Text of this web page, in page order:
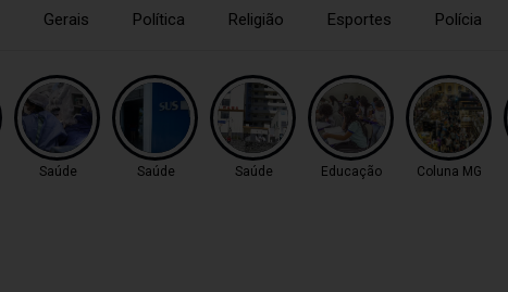
Gerais Política Religião Esportes Polícia
Saúde Saúde Saúde Educação Coluna MG